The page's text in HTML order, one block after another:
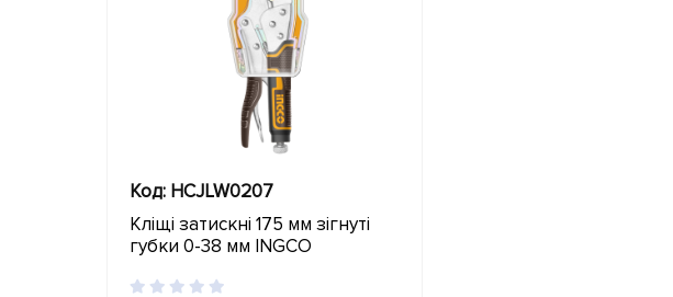
Код: HCJLW0207
Кліщі затискні 175 мм зігнуті
губки 0-38 мм INGCO